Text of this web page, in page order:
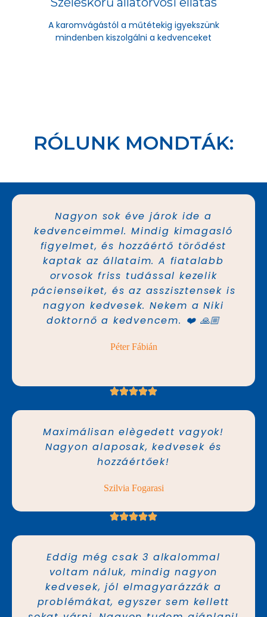
A karomvágástól a műtétekig igyekszünk
mindenben kiszolgálni a kedvenceket
RÓLUNK MONDTÁK:
Nagyon sok éve járok ide a
kedvenceimmel. Mindig kimagasló
figyelmet, és hozzáértő törődést
kaptak az állataim. A fiatalabb
orvosok friss tudással kezelik
pácienseiket, és az asszisztensek is
nagyon kedvesek. Nekem a Niki
doktornő a kedvencem. ❤️ 🙏🏼
Péter Fábián
Maximálisan elègedett vagyok!
Nagyon alaposak, kedvesek és
hozzáértőek!
Szilvia Fogarasi
Eddig még csak 3 alkalommal
voltam náluk, mindig nagyon
kedvesek, jól elmagyarázzák a
problémákat, egyszer sem kellett